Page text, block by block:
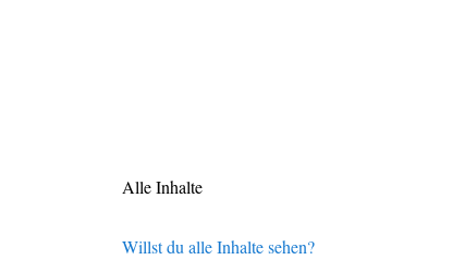
Alle Inhalte
Willst du alle Inhalte sehen?